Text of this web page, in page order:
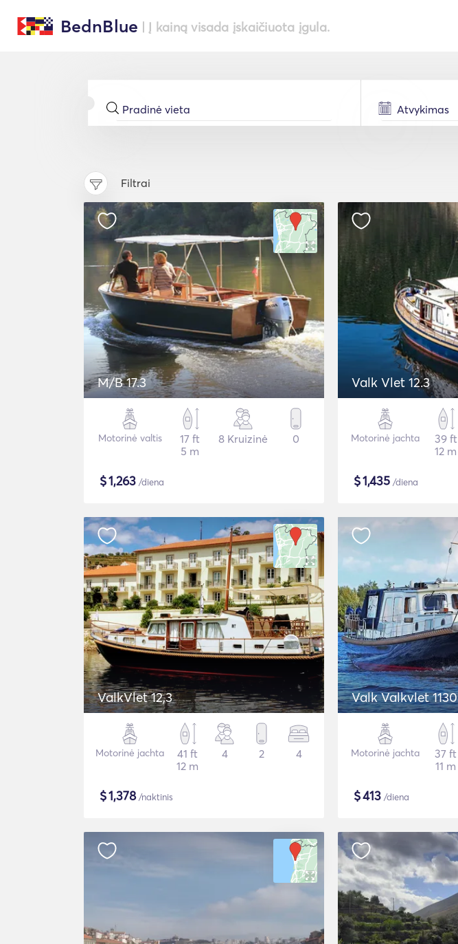
BednBlue | Į kainą visada įskaičiuota įgula.
Filtrai
M/B 17.3
Motorinė valtis
17 ft
5 m
8 Kruizinė 0
$1,263 /diena
Valk Vlet 12.3
Motorinė jachta
39 ft
12 m
$1,435 /diena
ValkVlet 12,3
Motorinė jachta
41 ft
12 m
4 2 4
$1,378/naktinis
Valk Valkvlet 1130
Motorinė jachta
37 ft
11 m
$413 /diena